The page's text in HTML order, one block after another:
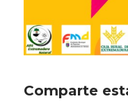
Comparte